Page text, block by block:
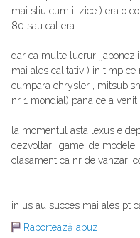
mai stiu cum ii zice ) era o
80 sau cat era.
dar ca multe lucruri
mai ales calitativ ) in timp
cumpara chrysler ,
nr 1 mondial) pana ce a
la momentul asta lexus e
dezvoltarii gamei de modele,
clasament ca nr de vanzari
in us au succes mai ales pt
Raportează abuz